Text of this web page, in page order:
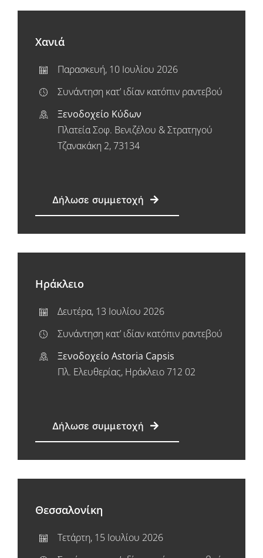
Χανιά
Παρασκευή, 10 Ιουλίου 2026
Συνάντηση κατ’ ιδίαν κατόπιν ραντεβού
Ξενοδοχείο Κύδων
Πλατεία Σοφ. Βενιζέλου & Στρατηγού
Τζανακάκη 2, 73134
Δήλωσε συμμετοχή
Ηράκλειο
Δευτέρα, 13 Ιουλίου 2026
Συνάντηση κατ’ ιδίαν κατόπιν ραντεβού
Ξενοδοχείο Astoria Capsis
Πλ. Ελευθερίας, Ηράκλειο 712 02
Δήλωσε συμμετοχή
Θεσσαλονίκη
Τετάρτη, 15 Ιουλίου 2026